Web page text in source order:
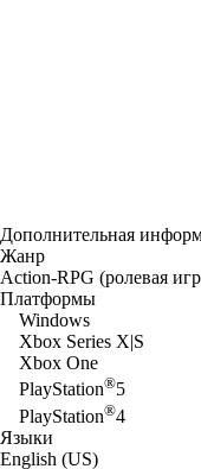
Дополнительная
Жанр
Action-RPG (ролевая
Платформы
Windows
Xbox Series X|S
Xbox One
PlayStation®5
PlayStation®4
Языки
English (US)